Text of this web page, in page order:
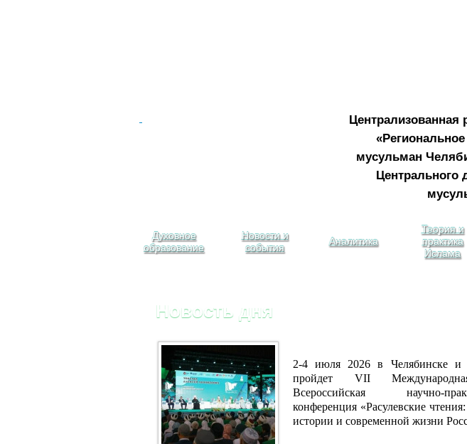
Централизованная
мусульман
Центрального
Духовное
образование
Новости и
события
Аналитика
Теория и
практика
Ислама
Новость дня
2-4 июля 2026 в Челябинске и
пройдет VII
Всероссийская научно-
конференция «Расулевские
истории и современной жизни